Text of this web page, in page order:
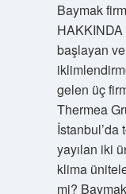
Baymak
HAKKINDA
başlayan
gelen üç
Thermea
İstanbul’da
yayılan iki
klima
mi?